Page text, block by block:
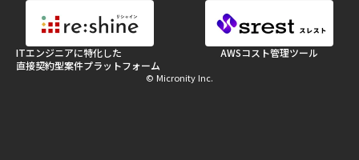
ITエンジニアに特化した
直接契約型案件プラットフォーム
AWSコスト管理ツール
© Micronity Inc.